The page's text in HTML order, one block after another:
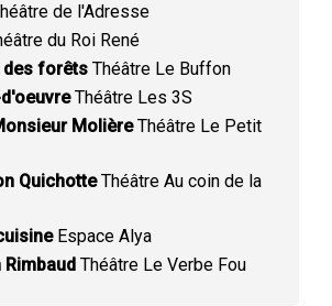
de l'Adresse
du Roi René
des forêts Théâtre Le Buffon
Théâtre Les 3S
MolièreThéâtre Le Petit
QuichotteThéâtre Au coin de la
Espace Alya
Théâtre Le Verbe Fou